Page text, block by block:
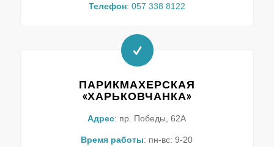
Телефон: 057 338 8122
ПАРИКМАХЕРСКАЯ
«ХАРЬКОВЧАНКА»
Адрес: пр. Победы, 62А
Время работы: пн-вс: 9-20